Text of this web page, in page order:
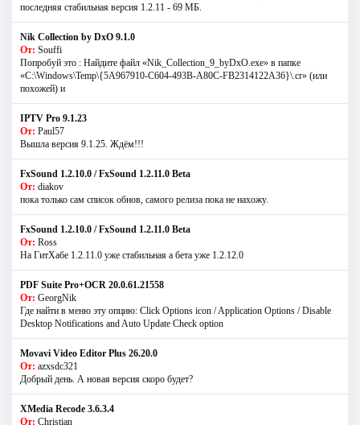
последняя стабильная версия 1.2.11 - 69 МБ.
Nik Collection by DxO 9.1.0
От: Souffi
Попробуй это : Найдите файл «Nik_Collection_9_byDxO.exe» в папке
«C:\Windows\Temp\{5A967910-C604-493B-A80C-FB2314122A36}\.cr» (или
похожей) и
IPTV Pro 9.1.23
От: Paul57
Вышла версия 9.1.25. Ждём!!!
FxSound 1.2.10.0 / FxSound 1.2.11.0 Beta
От: diakov
пока только сам список обнов, самого релиза пока не нахожу.
FxSound 1.2.10.0 / FxSound 1.2.11.0 Beta
От: Ross
На ГитХабе 1.2.11.0 уже стабильная а бета уже 1.2.12.0
PDF Suite Pro+OCR 20.0.61.21558
От: GeorgNik
Где найти в меню эту опцию: Click Options icon / Application Options / Disable
Desktop Notifications and Auto Update Check option
Movavi Video Editor Plus 26.20.0
От: azxsdc321
Добрый день. А новая версия скоро будет?
XMedia Recode 3.6.3.4
От: Christian